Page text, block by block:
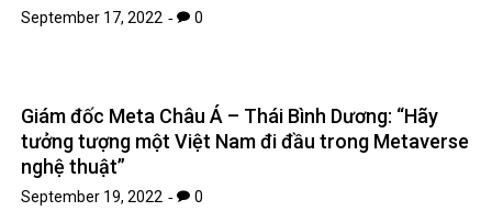
September 17, 2022 0
Giám đốc Meta Châu Á – Thái Bình Dương: “Hãy
tưởng tượng một Việt Nam đi đầu trong Metaverse
nghệ thuật”
September 19, 2022 0